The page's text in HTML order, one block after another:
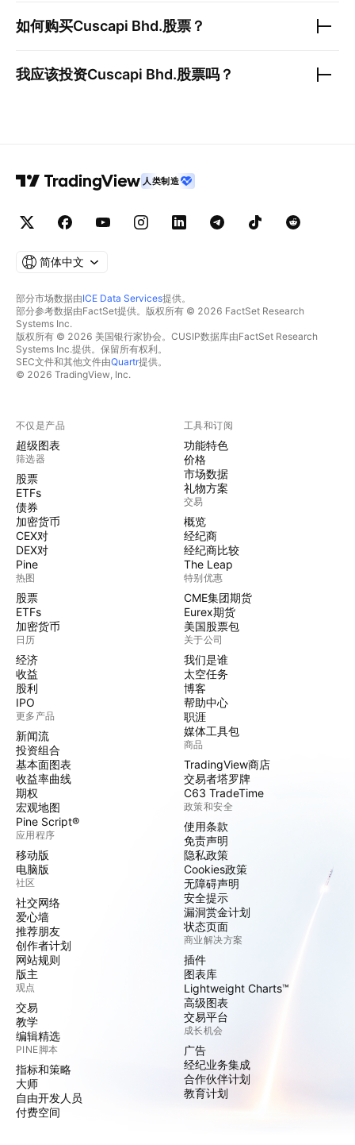
如何购买Cuscapi Bhd.股票？
我应该投资Cuscapi Bhd.股票吗？
人类制造
简体中文
部分市场数据由ICE Data Services提供。
部分参考数据由FactSet提供。版权所有 © 2026 FactSet Research
Systems Inc.
版权所有 © 2026 美国银行家协会。CUSIP数据库由FactSet Research
Systems Inc.提供。保留所有权利。
SEC文件和其他文件由Quartr提供。
© 2026 TradingView, Inc.
不仅是产品
超级图表
筛选器
股票
ETFs
债券
加密货币
CEX对
DEX对
Pine
热图
股票
ETFs
加密货币
日历
经济
收益
股利
IPO
更多产品
新闻流
投资组合
基本面图表
收益率曲线
期权
宏观地图
Pine Script®
应用程序
移动版
电脑版
社区
社交网络
爱心墙
推荐朋友
创作者计划
网站规则
版主
观点
交易
教学
编辑精选
PINE脚本
指标和策略
大师
自由开发人员
付费空间
工具和订阅
功能特色
价格
市场数据
礼物方案
交易
概览
经纪商
经纪商比较
The Leap
特别优惠
CME集团期货
Eurex期货
美国股票包
关于公司
我们是谁
太空任务
博客
帮助中心
职涯
媒体工具包
商品
TradingView商店
交易者塔罗牌
C63 TradeTime
政策和安全
使用条款
免责声明
隐私政策
Cookies政策
无障碍声明
安全提示
漏洞赏金计划
状态页面
商业解决方案
插件
图表库
Lightweight Charts™
高级图表
交易平台
成长机会
广告
经纪业务集成
合作伙伴计划
教育计划